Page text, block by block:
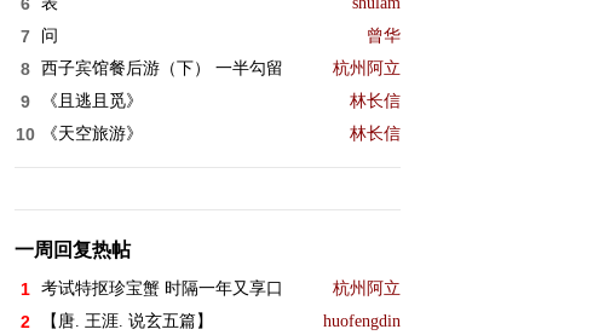
7 问 曾华
8 西子宾馆餐后游（下） 一半勾留 杭州阿立
9 《且逃且觅》 林长信
10 《天空旅游》 林长信
一周回复热帖
1 考试特抠珍宝蟹 时隔一年又享口 杭州阿立
2 【唐. 王涯. 说玄五篇】 huofengdin